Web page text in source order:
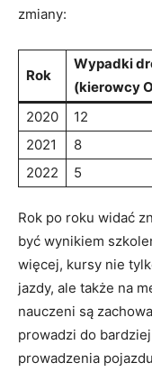
zmiany:
Rok
Wypadki
(kierowcy
2020
12
2021
8
2022
5
Rok po roku widać
być wynikiem
więcej, kursy nie
jazdy, ale także na
nauczeni są
prowadzi do
prowadzenia